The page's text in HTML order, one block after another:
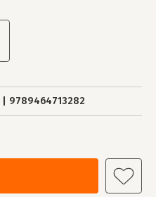
9789464713282